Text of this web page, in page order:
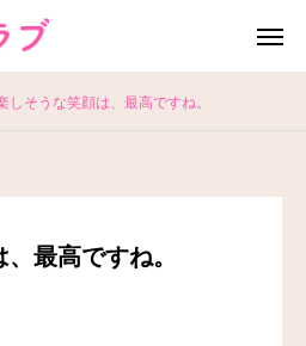
しそうな笑顔は、最高ですね。
最高ですね。